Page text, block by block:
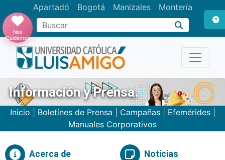
Apartadó Bogotá Manizales Montería
Buscar
Nos
Cuidamos
Información y Prensa.
Inicio Boletínes de Prensa Campañas| Efemérides|
Manuales Corporativos
Acerca de Noticias